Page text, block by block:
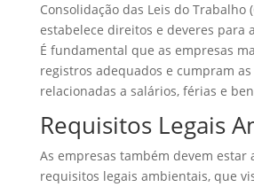
Consolidação das Leis do Trabalho
estabelece direitos e deveres para
É fundamental que as empresas
registros adequados e cumpram
relacionadas a salários, férias e
Requisitos Legais
As empresas também devem estar
requisitos legais ambientais, que